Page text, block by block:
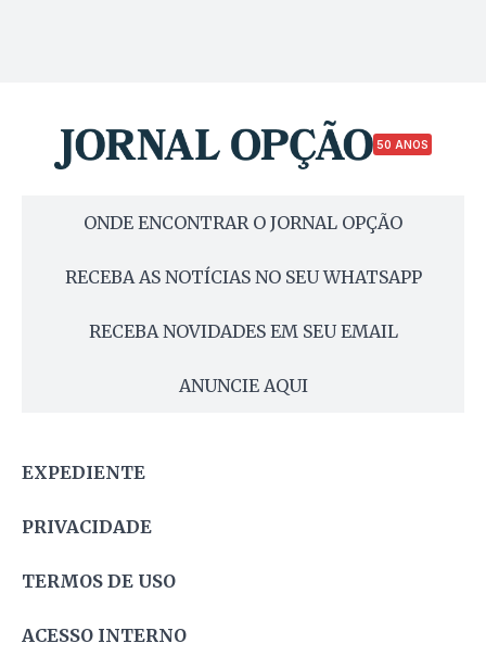
50 ANOS
ONDE ENCONTRAR O JORNAL OPÇÃO
RECEBA AS NOTÍCIAS NO SEU WHATSAPP
RECEBA NOVIDADES EM SEU EMAIL
ANUNCIE AQUI
EXPEDIENTE
PRIVACIDADE
TERMOS DE USO
ACESSO INTERNO